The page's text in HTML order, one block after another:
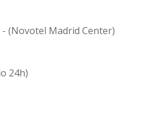
- (Novotel Madrid Center)
24h)